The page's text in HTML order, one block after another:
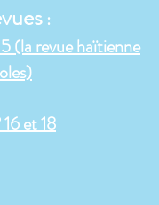
:
(la revue haïtienne
et 18